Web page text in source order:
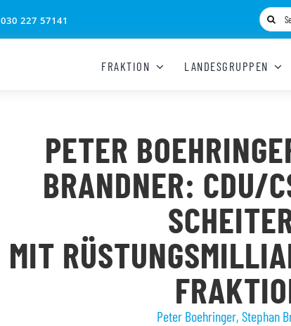
030 227 57141
Suche
nach:
FRAKTION LANDESGRUPPEN
PETER
BRANDNER: CDU/
MIT
Peter Boehringer, Stephan